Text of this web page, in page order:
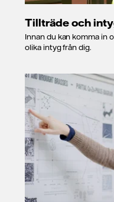
Tillträde och
Innan du kan komma in
olika intyg från dig.